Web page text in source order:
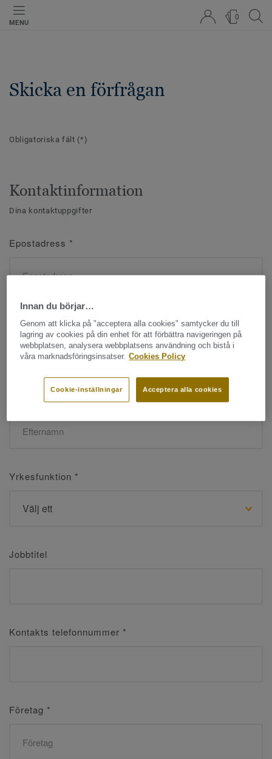
MENU
0
Skicka en förfrågan
Obligatoriska fält (*)
Kontaktinformation
Dina kontaktuppgifter
Epostadress *
Namn*
Efternamn*
Yrkesfunktion *
Jobbtitel
Kontakts telefonnummer *
Företag *
Innan du börjar…
Genom att klicka på "acceptera alla cookies" samtycker du till
lagring av cookies på din enhet för att förbättra navigeringen på
webbplatsen, analysera webbplatsens användning och bistå i
våra marknadsföringsinsatser. Cookies Policy
Acceptera alla cookies
Cookie-inställningar